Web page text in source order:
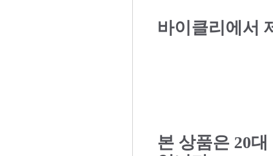
바이클리에서
본 상품은 20